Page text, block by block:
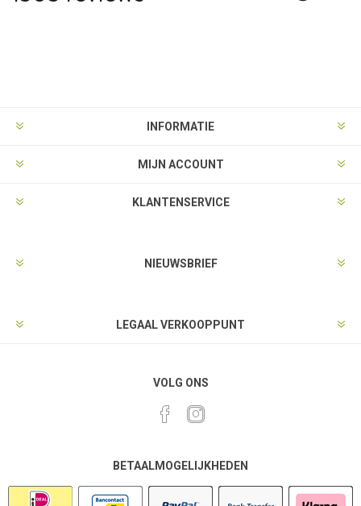
INFORMATIE
MIJN ACCOUNT
KLANTENSERVICE
NIEUWSBRIEF
LEGAAL VERKOOPPUNT
VOLG ONS
BETAALMOGELIJKHEDEN